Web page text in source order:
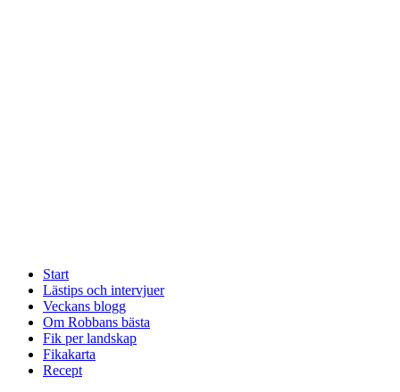
Start
Lästips och intervjuer
Veckans blogg
Om Robbans bästa
Fik per landskap
Fikakarta
Recept